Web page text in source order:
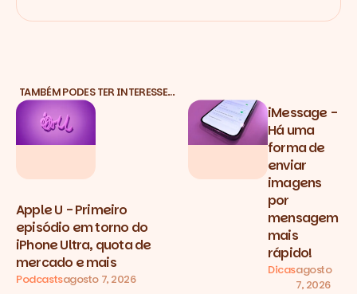
TAMBÉM PODES TER INTERESSE…
Apple U - Primeiro
episódio em torno do
iPhone Ultra, quota de
mercado e mais
Podcastsagosto 7, 2026
iMessage -
Há uma
forma de
enviar
imagens
por
mensagem
mais
rápido!
Dicasagosto
7, 2026